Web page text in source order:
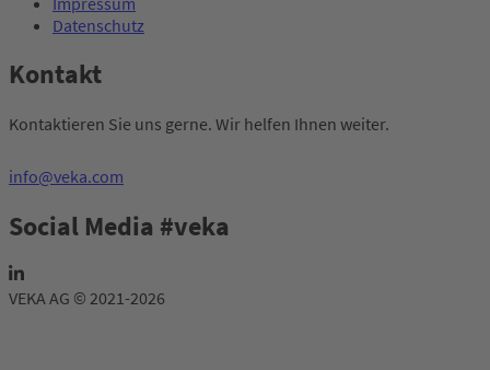
Datenschutz
Kontakt
Kontaktieren Sie uns gerne. Wir helfen Ihnen weiter.
info@veka.com
Social Media #veka
VEKA AG © 2021-2026